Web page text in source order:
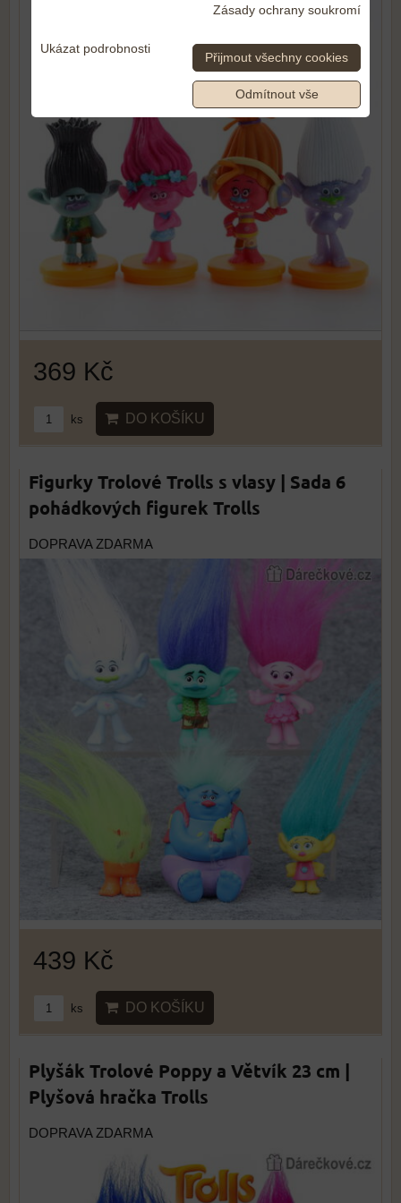
369 Kč
ks DO KOŠÍKU
Figurky Trolové Trolls s vlasy | Sada 6
pohádkových figurek Trolls
DOPRAVA ZDARMA
439 Kč
ks DO KOŠÍKU
Plyšák Trolové Poppy a Větvík 23 cm |
Plyšová hračka Trolls
DOPRAVA ZDARMA
Zásady ochrany soukromí
Ukázat podrobnosti
Přijmout všechny cookies
Odmítnout vše